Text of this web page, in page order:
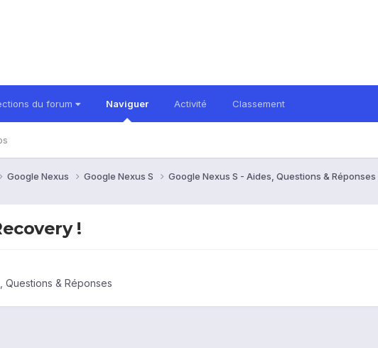
du forum Naviguer Activité Classement
Google Nexus Google Nexus S Google Nexus S - Aides, Questions & Réponses
!
Questions & Réponses